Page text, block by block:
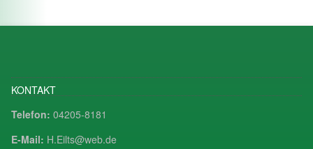
KONTAKT
Telefon: 04205-8181
E-Mail: H.Eilts@web.de